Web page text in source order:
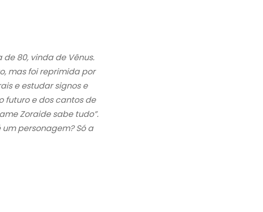
80, vinda de Vênus.
mas foi reprimida por
e estudar signos e
futuro e dos cantos de
Zoraide sabe tudo”.
personagem? Só a